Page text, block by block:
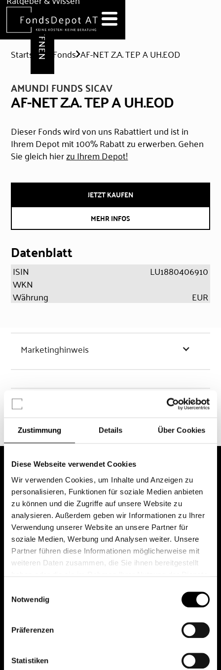
Zustimmung Details Über Cookies
Diese Webseite verwendet Cookies
Wir verwenden Cookies, um Inhalte und Anzeigen zu
personalisieren, Funktionen für soziale Medien anbieten
zu können und die Zugriffe auf unsere Website zu
analysieren. Außerdem geben wir Informationen zu Ihrer
Verwendung unserer Website an unsere Partner für
soziale Medien, Werbung und Analysen weiter. Unsere
Partner führen diese Informationen möglicherweise mit
weiteren Daten zusammen, die Sie ihnen bereitgestellt
Notwendig
Präferenzen
Statistiken
Hilfe & Formulare
DEPOT ERÖFFNEN
Startseite Fonds AF-NET Z.A. TEP A UH.EOD
AMUNDI FUNDS SICAV
AF-NET Z.A. TEP A UH.EOD
Dieser Fonds wird von uns Rabattiert und ist in
Ihrem Depot mit 100% Rabatt zu erwerben. Gehen
Sie gleich hierzu Ihrem Depot!
JETZT KAUFEN
MEHR INFOS
Datenblatt
ISIN
LU1880406910
WKN
Währung
EUR
Marketinghinweis
Chancen & Risiken
Das erste Depot in Österreich mit 0€ Kontoführung,
0€ Ausgabeaufschlag und 0€ Depotgebühren bei
knapp 2000 Fonds und 0€ Orderspesen.
All rights reserved.